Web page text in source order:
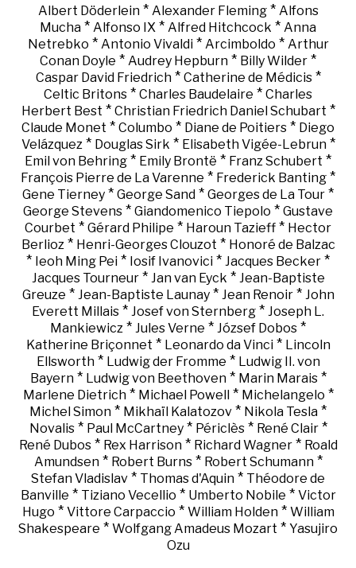
Albert Döderlein* Alexander Fleming* Alfons
Mucha * Alfonso IX * Alfred Hitchcock * Anna
Netrebko * Antonio Vivaldi* Arcimboldo * Arthur
Conan Doyle * Audrey Hepburn * Billy Wilder *
Caspar David Friedrich* Catherine de Médicis*
Celtic Britons * Charles Baudelaire * Charles
Herbert Best * Christian Friedrich Daniel Schubart *
Claude Monet * Columbo * Diane de Poitiers * Diego
Velázquez * Douglas Sirk * Elisabeth Vigée-Lebrun*
Emil von Behring * Emily Brontë * Franz Schubert *
François Pierre de La Varenne * Frederick Banting *
Gene Tierney * George Sand * Georges de La Tour *
George Stevens * Giandomenico Tiepolo * Gustave
Courbet * Gérard Philipe * Haroun Tazieff * Hector
Berlioz * Henri-Georges Clouzot * Honoré de Balzac
* Ieoh Ming Pei * Iosif Ivanovici * Jacques Becker *
Jacques Tourneur* Jan van Eyck * Jean-Baptiste
Greuze * Jean-Baptiste Launay* Jean Renoir* John
Everett Millais * Josef von Sternberg * Joseph L.
Mankiewicz * Jules Verne * József Dobos *
Katherine Briçonnet * Leonardo da Vinci* Lincoln
Ellsworth* Ludwig der Fromme * Ludwig II. von
Bayern* Ludwig von Beethoven* Marin Marais*
Marlene Dietrich* Michael Powell* Michelangelo *
Michel Simon * Mikhaïl Kalatozov * Nikola Tesla *
Novalis* Paul McCartney* Périclès* René Clair*
René Dubos* Rex Harrison* Richard Wagner* Roald
Amundsen* Robert Burns* Robert Schumann*
Stefan Vladislav * Thomas d'Aquin * Théodore de
Banville * Tiziano Vecellio * Umberto Nobile * Victor
Hugo * Vittore Carpaccio * William Holden* William
Shakespeare * Wolfgang Amadeus Mozart * Yasujiro
Ozu